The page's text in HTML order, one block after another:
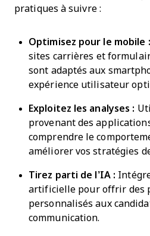
pratiques à suivre :
Optimisez pour le mobile :
sites carrières et
sont adaptés aux
expérience utilisateur
Exploitez les analyses :
provenant des
comprendre le
améliorer vos stratégies
Tirez parti de l’IA :
artificielle pour offrir des
personnalisés aux
communication.